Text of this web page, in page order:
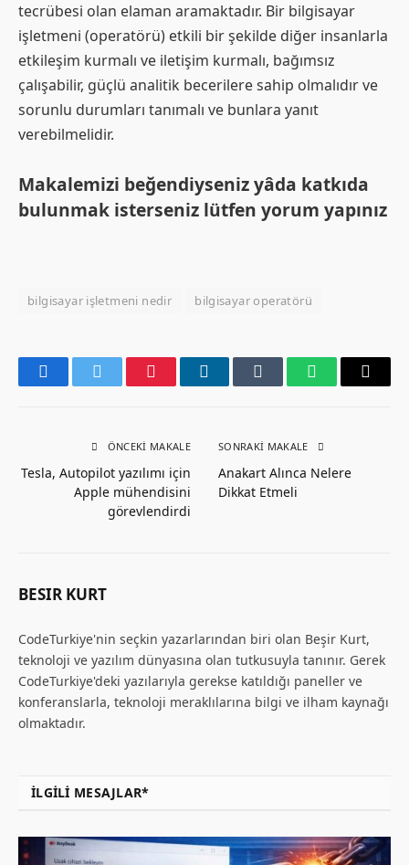
tecrübesi olan elaman aramaktadır. Bir bilgisayar
işletmeni (operatörü) etkili bir şekilde diğer insanlarla
etkileşim kurmalı ve iletişim kurmalı, bağımsız
çalışabilir, güçlü analitik becerilere sahip olmalıdır ve
sorunlu durumları tanımalı ve bunlara yanıt
verebilmelidir.
Makalemizi beğendiyseniz yâda katkıda
bulunmak isterseniz lütfen yorum yapınız
bilgisayar işletmeni nedir bilgisayar operatörü
FacebookTwitter PinterestLinkedInTumblr WhatsAppEmail
ÖNCEKI MAKALE
Tesla, Autopilot yazılımı için
Apple mühendisini
görevlendirdi
SONRAKI MAKALE
Anakart Alınca Nelere
Dikkat Etmeli
BESIR KURT
CodeTurkiye'nin seçkin yazarlarından biri olan Beşir Kurt,
teknoloji ve yazılım dünyasına olan tutkusuyla tanınır. Gerek
CodeTurkiye'deki yazılarıyla gerekse katıldığı paneller ve
konferanslarla, teknoloji meraklılarına bilgi ve ilham kaynağı
olmaktadır.
İLGILI MESAJLAR*